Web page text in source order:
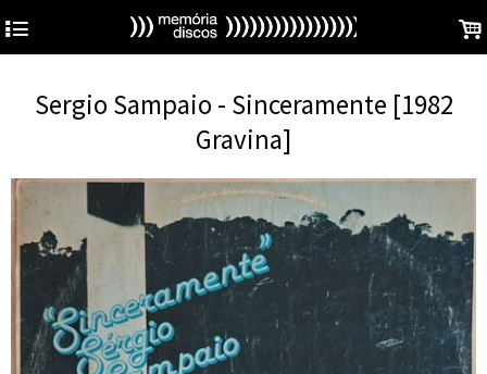
4 .
Sergio Sampaio - Sinceramente [1982
Gravina]